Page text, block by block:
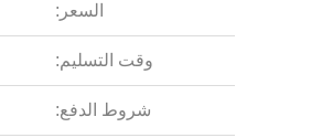
السعر:
وقت التسليم:
شروط الدفع: